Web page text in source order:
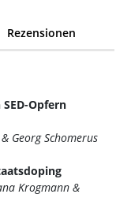
Rezensionen
Opfern
Georg Schomerus
Krogmann &